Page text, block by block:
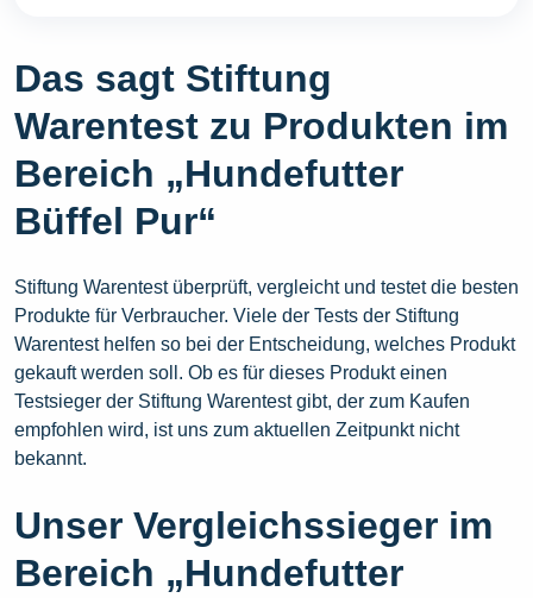
Das sagt Stiftung
Warentest zu Produkten im
Bereich „Hundefutter
Büffel Pur“
Stiftung Warentest überprüft, vergleicht und testet die besten
Produkte für Verbraucher. Viele der Tests der Stiftung
Warentest helfen so bei der Entscheidung, welches Produkt
gekauft werden soll. Ob es für dieses Produkt einen
Testsieger der Stiftung Warentest gibt, der zum Kaufen
empfohlen wird, ist uns zum aktuellen Zeitpunkt nicht
bekannt.
Unser Vergleichssieger im
Bereich „Hundefutter